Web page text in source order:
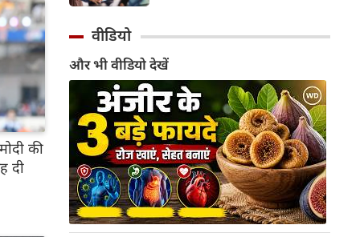
की
दी
खरीदते समय किन बातों पर ध्यान
देना चाहिए।
वीडियो
और भी वीडियो देखें